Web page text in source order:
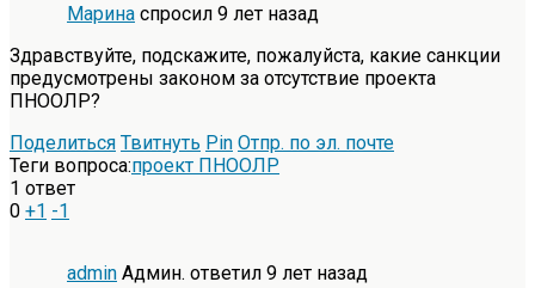
Марина спросил 9 лет назад
Здравствуйте, подскажите, пожалуйста, какие санкции
предусмотрены законом за отсутствие проекта
ПНООЛР?
Поделиться Твитнуть Pin Отпр. по эл. почте
Теги вопроса:проект ПНООЛР
1 ответ
0 +1 -1
admin Админ. ответил 9 лет назад